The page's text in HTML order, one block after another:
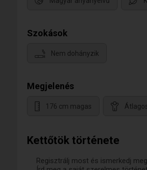
Kettőtök története
Regisztrálj most és ismerkedj
Szokások
Nem dohányzik
Megjelenés
176 cm magas